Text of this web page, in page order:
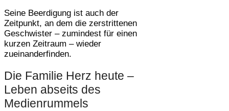
Seine Beerdigung ist auch der
Zeitpunkt, an dem die zerstrittenen
Geschwister – zumindest für einen
kurzen Zeitraum – wieder
zueinanderfinden.
Die Familie Herz heute –
Leben abseits des
Medienrummels